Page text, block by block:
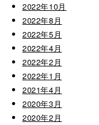
2022年10月
2022年8月
2022年5月
2022年4月
2022年2月
2022年1月
2021年4月
2020年3月
2020年2月